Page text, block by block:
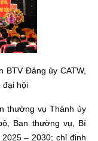
BTV Đảng ủy CATW,
đại hội
thường vụ Thành ủy
Ban thường vụ, Bí
– 2030; chỉ định